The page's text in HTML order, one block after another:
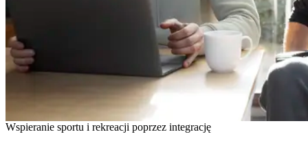
Wspieranie sportu i rekreacji poprzez integrację